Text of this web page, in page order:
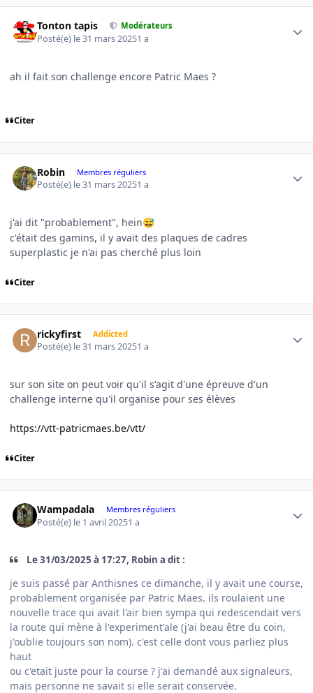
Tonton tapis Modérateurs
Posté(e) le 31 mars 20251 a
ah il fait son challenge encore Patric Maes ?
Citer
Robin Membres réguliers
Posté(e) le 31 mars 20251 a
j'ai dit "probablement", hein😅
c'était des gamins, il y avait des plaques de cadres
superplastic je n'ai pas cherché plus loin
Citer
rickyfirst Addicted
Posté(e) le 31 mars 20251 a
sur son site on peut voir qu'il s'agit d'une épreuve d'un
challenge interne qu'il organise pour ses élèves
https://vtt-patricmaes.be/vtt/
Citer
Wampadala Membres réguliers
Posté(e) le 1 avril 20251 a
Le 31/03/2025 à 17:27, Robin a dit :
je suis passé par Anthisnes ce dimanche, il y avait une course,
probablement organisée par Patric Maes. ils roulaient une
nouvelle trace qui avait l'air bien sympa qui redescendait vers
la route qui mène à l'experiment'ale (j'ai beau être du coin,
j'oublie toujours son nom). c'est celle dont vous parliez plus
haut
ou c'etait juste pour la course ? j'ai demandé aux signaleurs,
mais personne ne savait si elle serait conservée.